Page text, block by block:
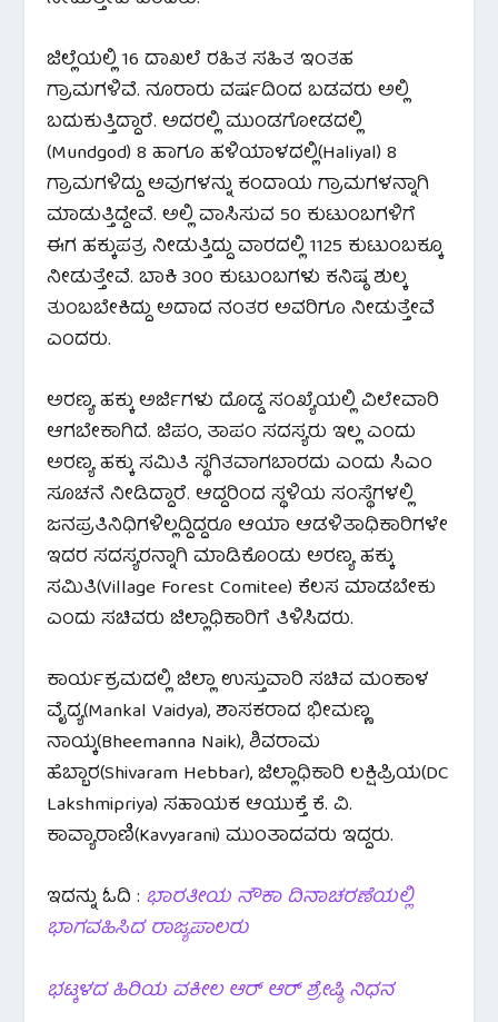
ಜಿಲ್ಲೆಯಲ್ಲಿ 16 ದಾಖಲೆ ರಹಿತ ಸಹಿತ ಇಂತಹ
ಗ್ರಾಮಗಳಿವೆ. ನೂರಾರು ವರ್ಷದಿಂದ ಬಡವರು ಅಲ್ಲಿ
ಬದುಕುತ್ತಿದ್ದಾರೆ. ಅದರಲ್ಲಿ ಮುಂಡಗೋಡದಲ್ಲಿ
(Mundgod) 8 ಹಾಗೂ ಹಳಿಯಾಳದಲ್ಲಿ(Haliyal) 8
ಗ್ರಾಮಗಳಿದ್ದು ಅವುಗಳನ್ನು ಕಂದಾಯ ಗ್ರಾಮಗಳನ್ನಾಗಿ
ಮಾಡುತ್ತಿದ್ದೇವೆ. ಅಲ್ಲಿ ವಾಸಿಸುವ 50 ಕುಟುಂಬಗಳಿಗೆ
ಈಗ ಹಕ್ಕುಪತ್ರ ನೀಡುತ್ತಿದ್ದು ವಾರದಲ್ಲಿ 1125 ಕುಟುಂಬಕ್ಕೂ
ನೀಡುತ್ತೇವೆ. ಬಾಕಿ 300 ಕುಟುಂಬಗಳು ಕನಿಷ್ಠ ಶುಲ್ಕ
ತುಂಬಬೇಕಿದ್ದು ಅದಾದ ನಂತರ ಅವರಿಗೂ ನೀಡುತ್ತೇವೆ
ಎಂದರು.
ಅರಣ್ಯ ಹಕ್ಕು ಅರ್ಜಿಗಳು ದೊಡ್ಡ ಸಂಖ್ಯೆಯಲ್ಲಿ ವಿಲೇವಾರಿ
ಆಗಬೇಕಾಗಿದೆ. ಜಿಪಂ, ತಾಪಂ ಸದಸ್ಯರು ಇಲ್ಲ ಎಂದು
ಅರಣ್ಯ ಹಕ್ಕು ಸಮಿತಿ ಸ್ಥಗಿತವಾಗಬಾರದು ಎಂದು ಸಿಎಂ
ಸೂಚನೆ ನೀಡಿದ್ದಾರೆ. ಆದ್ದರಿಂದ ಸ್ಥಳಿಯ ಸಂಸ್ಥೆಗಳಲ್ಲಿ
ಜನಪ್ರತಿನಿಧಿಗಳಿಲ್ಲದ್ದಿದ್ದರೂ ಆಯಾ ಆಡಳಿತಾಧಿಕಾರಿಗಳೇ
ಇದರ ಸದಸ್ಯರನ್ನಾಗಿ ಮಾಡಿಕೊಂಡು ಅರಣ್ಯ ಹಕ್ಕು
ಸಮಿತಿ(Village Forest Comitee) ಕೆಲಸ ಮಾಡಬೇಕು
ಎಂದು ಸಚಿವರು ಜಿಲ್ಲಾಧಿಕಾರಿಗೆ ತಿಳಿಸಿದರು.
ಕಾರ್ಯಕ್ರಮದಲ್ಲಿ ಜಿಲ್ಲಾ ಉಸ್ತುವಾರಿ ಸಚಿವ ಮಂಕಾಳ
ವೈದ್ಯ(Mankal Vaidya), ಶಾಸಕರಾದ ಭೀಮಣ್ಣ
ನಾಯ್ಕ(Bheemanna Naik), ಶಿವರಾಮ
ಹೆಬ್ಬಾರ(Shivaram Hebbar), ಜಿಲ್ಲಾಧಿಕಾರಿ ಲಕ್ಷಿಪ್ರಿಯ(DC
Lakshmipriya) ಸಹಾಯಕ ಆಯುಕ್ತೆ ಕೆ. ವಿ.
ಕಾವ್ಯಾರಾಣಿ(Kavyarani) ಮುಂತಾದವರು ಇದ್ದರು.
ಇದನ್ನು ಓದಿ : ಭಾರತೀಯ ನೌಕಾ ದಿನಾಚರಣೆಯಲ್ಲಿ
ಭಾಗವಹಿಸಿದ ರಾಜ್ಯಪಾಲರು
ಭಟ್ಕಳದ ಹಿರಿಯ ವಕೀಲ ಆರ್ ಆರ್ ಶ್ರೇಷ್ಠಿ ನಿಧನ